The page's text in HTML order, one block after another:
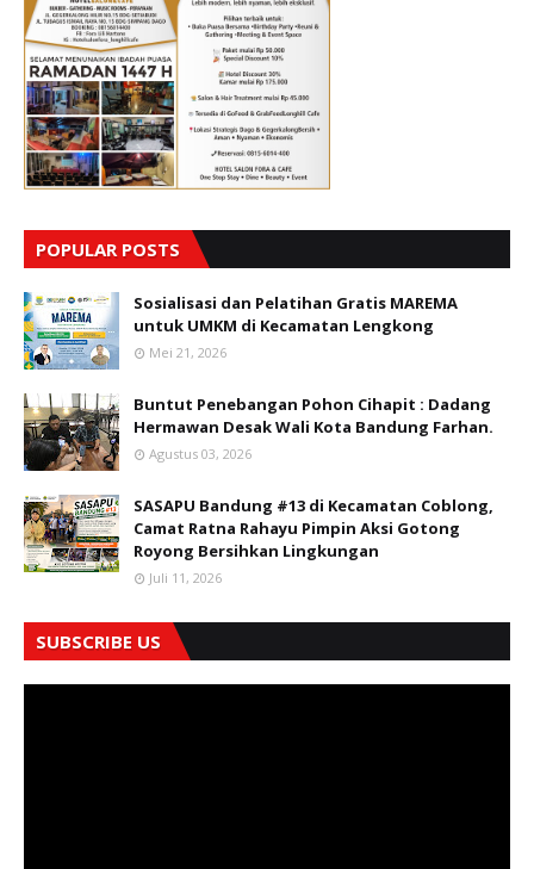
POPULAR POSTS
Sosialisasi dan Pelatihan Gratis MAREMA
untuk UMKM di Kecamatan Lengkong
Mei 21, 2026
Buntut Penebangan Pohon Cihapit : Dadang
Hermawan Desak Wali Kota Bandung Farhan.
Agustus 03, 2026
SASAPU Bandung #13 di Kecamatan Coblong,
Camat Ratna Rahayu Pimpin Aksi Gotong
Royong Bersihkan Lingkungan
Juli 11, 2026
SUBSCRIBE US